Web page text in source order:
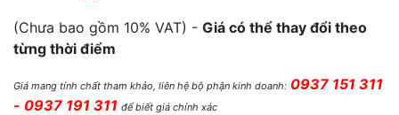
(Chưa bao gồm 10% VAT) - Giá có thể thay đổi theo
từng thời điểm
Giá mang tính chất tham khảo, liên hệ bộ phận kinh doanh: 0937 151 311
- 0937 191 311 để biết giá chính xác